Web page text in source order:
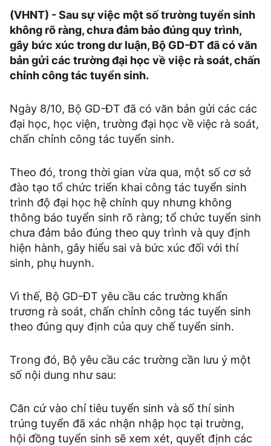
(VHNT) - Sau sự việc một số trường tuyển sinh
không rõ ràng, chưa đảm bảo đúng quy trình,
gây bức xúc trong dư luận, Bộ GD-ĐT đã có văn
bản gửi các trường đại học về việc rà soát, chấn
chỉnh công tác tuyển sinh.
Ngày 8/10, Bộ GD-ĐT đã có văn bản gửi các các
đại học, học viện, trường đại học về việc rà soát,
chấn chỉnh công tác tuyển sinh.
Theo đó, trong thời gian vừa qua, một số cơ sở
đào tạo tổ chức triển khai công tác tuyển sinh
trình độ đại học hệ chính quy nhưng không
thông báo tuyển sinh rõ ràng; tổ chức tuyển sinh
chưa đảm bảo đúng theo quy trình và quy định
hiện hành, gây hiểu sai và bức xúc đối với thí
sinh, phụ huynh.
Vì thế, Bộ GD-ĐT yêu cầu các trường khẩn
trương rà soát, chấn chỉnh công tác tuyển sinh
theo đúng quy định của quy chế tuyển sinh.
Trong đó, Bộ yêu cầu các trường cần lưu ý một
số nội dung như sau:
Căn cứ vào chỉ tiêu tuyển sinh và số thí sinh
trúng tuyển đã xác nhận nhập học tại trường,
hội đồng tuyển sinh sẽ xem xét, quyết định các